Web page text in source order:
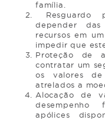
família.
Resguardo
depender
recursos em
impedir que
Proteção de
contratar um
os valores
atrelados a
Alocação de
desempenho
apólices